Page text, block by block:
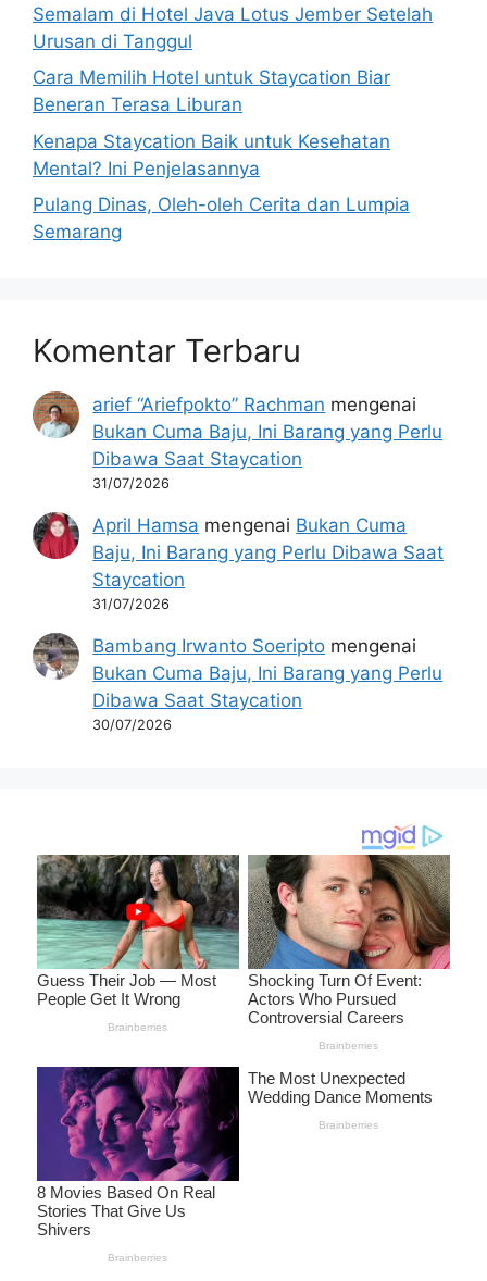
Semalam di Hotel Java Lotus Jember Setelah
Urusan di Tanggul
Cara Memilih Hotel untuk Staycation Biar
Beneran Terasa Liburan
Kenapa Staycation Baik untuk Kesehatan
Mental? Ini Penjelasannya
Pulang Dinas, Oleh-oleh Cerita dan Lumpia
Semarang
Komentar Terbaru
arief “Ariefpokto” Rachman mengenai
Bukan Cuma Baju, Ini Barang yang Perlu
Dibawa Saat Staycation
31/07/2026
April Hamsa mengenai Bukan Cuma
Baju, Ini Barang yang Perlu Dibawa Saat
Staycation
31/07/2026
Bambang Irwanto Soeripto mengenai
Bukan Cuma Baju, Ini Barang yang Perlu
Dibawa Saat Staycation
30/07/2026